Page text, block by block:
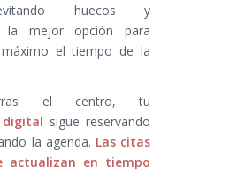
huecos y
la mejor opción para
el tiempo de la
el centro, tu
digital sigue reservando
la agenda. Las citas
actualizan en tiempo